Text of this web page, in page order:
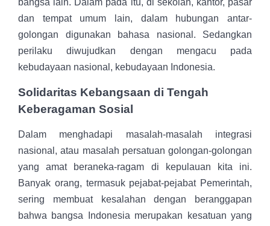
bangsa lain. Dalam pada itu, di sekolah, kantor, pasar
dan tempat umum lain, dalam hubungan antar-
golongan digunakan bahasa nasional. Sedangkan
perilaku diwujudkan dengan mengacu pada
kebudayaan nasional, kebudayaan Indonesia.
Solidaritas Kebangsaan di Tengah
Keberagaman Sosial
Dalam menghadapi masalah-masalah integrasi
nasional, atau masalah persatuan golongan-golongan
yang amat beraneka-ragam di kepulauan kita ini.
Banyak orang, termasuk pejabat-pejabat Pemerintah,
sering membuat kesalahan dengan beranggapan
bahwa bangsa Indonesia merupakan kesatuan yang